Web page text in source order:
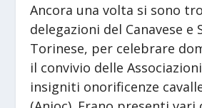
Ancora una volta si sono
delegazioni del Canavese e
Torinese, per celebrare
il convivio delle
insigniti onorificenze